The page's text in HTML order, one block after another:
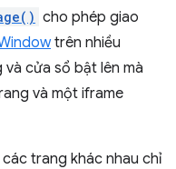
cho phép giao
trên nhiều
cửa sổ bật lên mà
và một iframe
trang khác nhau chỉ